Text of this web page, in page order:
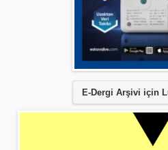
E-Dergi Arşivi için